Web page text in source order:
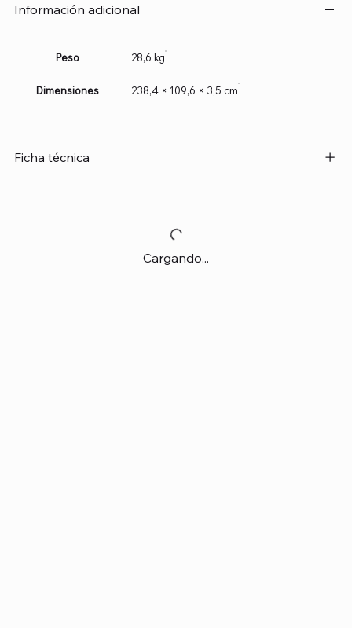
Información adicional
Peso 28,6 kg
Dimensiones 238,4 × 109,6 × 3,5 cm
Ficha técnica
Cargando...